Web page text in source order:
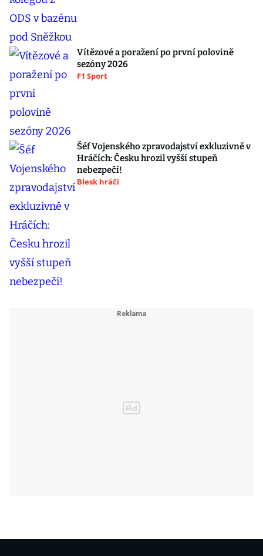
Vítězové a poražení po první polovině
sezóny 2026
F1 Sport
Šéf Vojenského zpravodajství exkluzivně v
Hráčích: Česku hrozil vyšší stupeň
nebezpečí!
Blesk hráči